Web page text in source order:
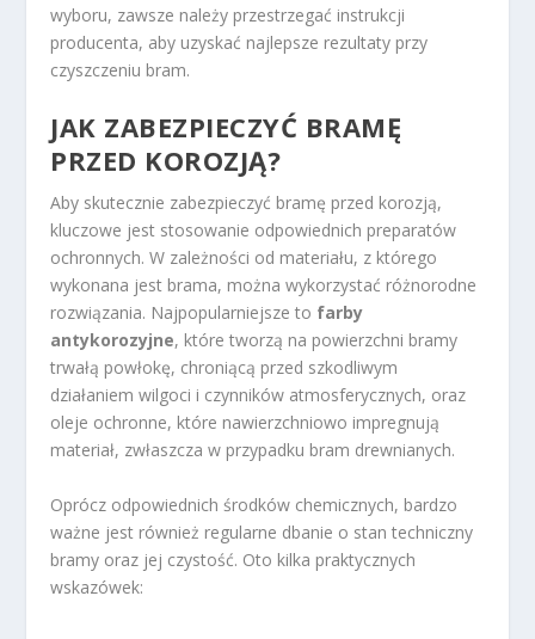
wyboru, zawsze należy przestrzegać instrukcji
producenta, aby uzyskać najlepsze rezultaty przy
czyszczeniu bram.
JAK ZABEZPIECZYĆ BRAMĘ
PRZED KOROZJĄ?
Aby skutecznie zabezpieczyć bramę przed korozją,
kluczowe jest stosowanie odpowiednich preparatów
ochronnych. W zależności od materiału, z którego
wykonana jest brama, można wykorzystać różnorodne
rozwiązania. Najpopularniejsze to farby
antykorozyjne, które tworzą na powierzchni bramy
trwałą powłokę, chroniącą przed szkodliwym
działaniem wilgoci i czynników atmosferycznych, oraz
oleje ochronne, które nawierzchniowo impregnują
materiał, zwłaszcza w przypadku bram drewnianych.
Oprócz odpowiednich środków chemicznych, bardzo
ważne jest również regularne dbanie o stan techniczny
bramy oraz jej czystość. Oto kilka praktycznych
wskazówek: